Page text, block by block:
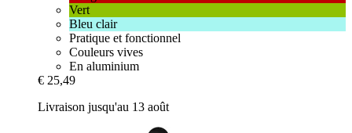
Vert
Bleu clair
Pratique et fonctionnel
Couleurs vives
En aluminium
€ 25,49
Livraison jusqu'au 13 août